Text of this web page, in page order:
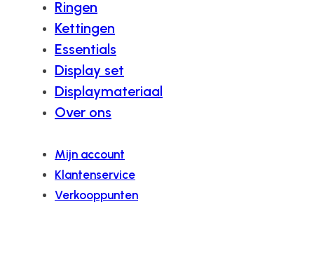
Ringen
Kettingen
Essentials
Display set
Displaymateriaal
Over ons
Mijn account
Klantenservice
Verkooppunten